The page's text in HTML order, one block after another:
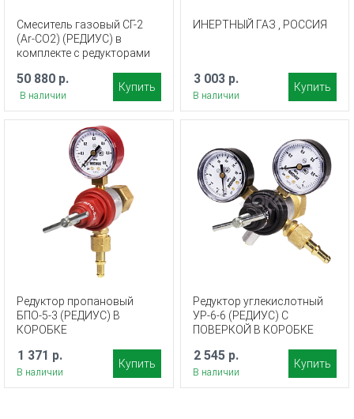
Смеситель газовый СГ-2
(Ar-СО2) (РЕДИУС) в
комплекте с редукторами
50 880 р.
В наличии
Купить
ИНЕРТНЫЙ ГАЗ , РОССИЯ
3 003 р.
В наличии
Купить
Редуктор пропановый
БПО-5-3 (РЕДИУС) В
КОРОБКЕ
1 371 р.
В наличии
Купить
Редуктор углекислотный
УР-6-6 (РЕДИУС) С
ПОВЕРКОЙ В КОРОБКЕ
2 545 р.
В наличии
Купить